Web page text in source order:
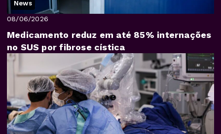
News
08/06/2026
Medicamento reduz em até 85% internações
no SUS por fibrose cística